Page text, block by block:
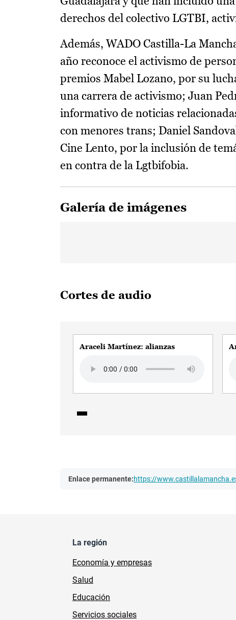
derechos del colectivo LGTBI,
Además, WADO Castilla-La
año reconoce el activismo de
premios Mabel Lozano, por su
una carrera de activismo; Juan
informativo de noticias
con menores trans; Daniel
Cine Lento, por la inclusión de
en contra de la Lgtbifobia.
Galería de imágenes
Cortes de audio
Araceli Martínez: alianzas
Enlace permanente:https://
La región
Economía y empresas
Salud
Educación
Servicios sociales